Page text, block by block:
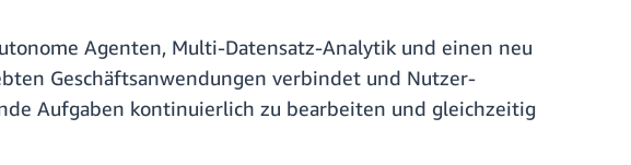
Agenten, Multi-Datensatz-Analytik und einen neu
Geschäftsanwendungen verbindet und Nutzer-
Aufgaben kontinuierlich zu bearbeiten und gleichzeitig